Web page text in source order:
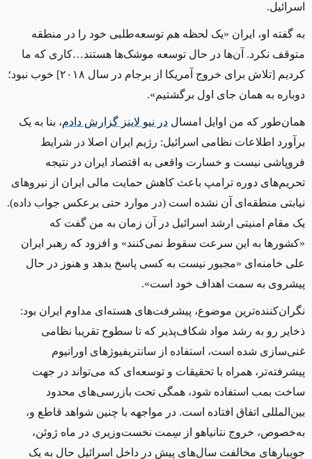
اسرائیل.
به گفته او، ایران «یک لحظه هم توسعه‌طلبی خود را در منطقه
متوقف نکرد. آن‌ها در حال توسعه موشک‌ها هستند…کاری که ما
کردیم [تلاش برای خروج آمریکا از برجام در سال ۲۰۱۸] خوب نبود؛
دوباره به همان جای اول برگشتیم».
همان‌طور که من اوایل امسال در نیو لاینز گزارش دادم، بنا به یک
برآورد اطلاعات نظامی اسرائیل: رژیم ایران اصلا در شرایط
فروپاشی نیست و خسارت واقعی به اقتصاد ایران در نتیجه
تحریم‌های دوره ترامپ باعث کاهش حمایت مالی ایران از نیروهای
نیابتی منطقه‌ای آن نشده است (در موارد حتی برعکس جواب داده).
یک مقام امنیتی ارشد اسرائیل در آن زمان به من گفت که
«کشورها به این سرعت سقوط نمی‌کنند» و افزود که رهبر ایران
علی خامنه‌ای «مجبور نیست به کسی پاسخ بدهد و هنوز در حال
پیشروی به سمت اهداف خود است».
نگران‌کننده‌ترین موضوع، پیشرفت‌های هسته‌ای مداوم ایران بود:
ذخایر رو به رشد مواد شکاف‌پذیر که تا سطوح تقریبا نظامی
غنی‌سازی شده است، استفاده از سانتریفیوژهای اورانیوم
پیشرفته‌تر، همراه با تحقیقات و توسعه‌ای که می‌تواند در جهت
ساخت بمب استفاده شود، همگی تحت بازرسی‌های محدود
بین‌المللی اتفاق افتاده است. در مواجهه با چنین شواهد قاطع و،
به‌خصوص، خروج نتانیاهو از سِمت نخست‌وزیری در ماه ژوئن،
جویبارهای مخالفت سال‌های پیش در داخل اسرائیل حال به یک